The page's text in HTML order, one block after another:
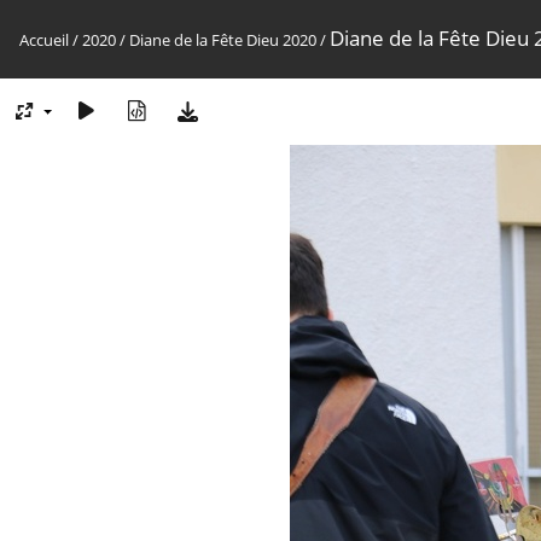
Accueil/2020/ Diane de la Fête Dieu 2020/ Diane de la Fête Dieu